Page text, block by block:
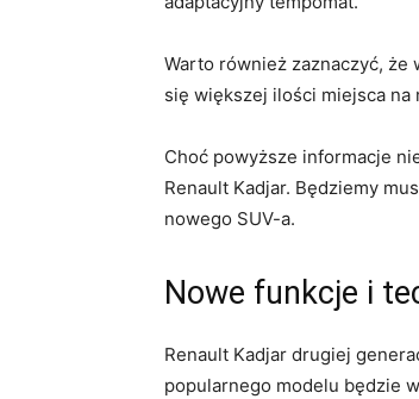
Warto również zaznaczyć, że
się większej ilości miejsca na
Choć powyższe⁤ informacje
Renault‌ Kadjar.​ Będziemy
nowego ⁤SUV-a.
Nowe funkcje i
Renault Kadjar drugiej
popularnego modelu ‍będzie